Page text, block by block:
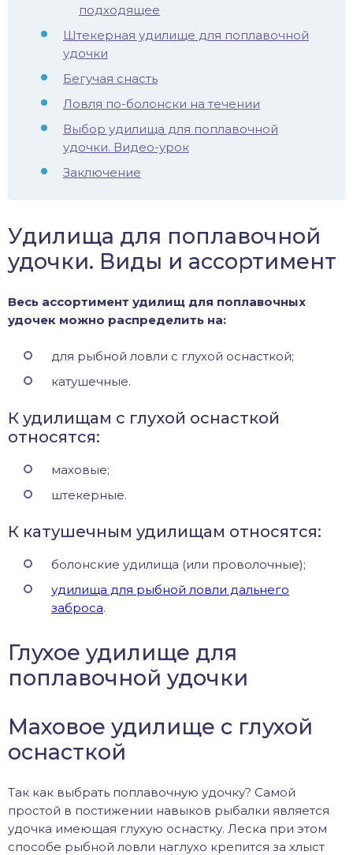
подходящее
Штекерная удилище для поплавочной
удочки
Бегучая снасть
Ловля по-болонски на течении
Выбор удилища для поплавочной
удочки. Видео-урок
Заключение
Удилища для поплавочной
удочки. Виды и ассортимент
Весь ассортимент удилищ для поплавочных
удочек можно распределить на:
для рыбной ловли с глухой оснасткой;
катушечные.
К удилищам с глухой оснасткой
относятся:
маховые;
штекерные.
К катушечным удилищам относятся:
болонские удилища (или проволочные);
удилища для рыбной ловли дальнего
заброса.
Глухое удилище для
поплавочной удочки
Маховое удилище с глухой
оснасткой
Так как выбрать поплавочную удочку? Самой
простой в постижении навыков рыбалки является
удочка имеющая глухую оснастку. Леска при этом
способе рыбной ловли наглухо крепится за хлыст